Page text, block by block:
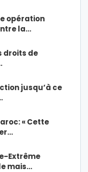
opération
la…
droits de
jusqu’à ce
« Cette
Extrême
mais…